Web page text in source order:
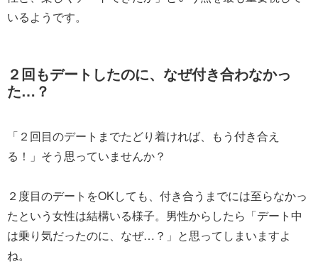
いるようです。
２回もデートしたのに、なぜ付き合わなかっ
た…？
「２回目のデートまでたどり着ければ、もう付き合え
る！」そう思っていませんか？
２度目のデートをOKしても、付き合うまでには至らなかっ
たという女性は結構いる様子。男性からしたら「デート中
は乗り気だったのに、なぜ…？」と思ってしまいますよ
ね。